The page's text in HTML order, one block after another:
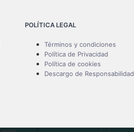
POLÍTICA LEGAL
Términos y condiciones
Política de Privacidad
Política de cookies
Descargo de Responsabilidad